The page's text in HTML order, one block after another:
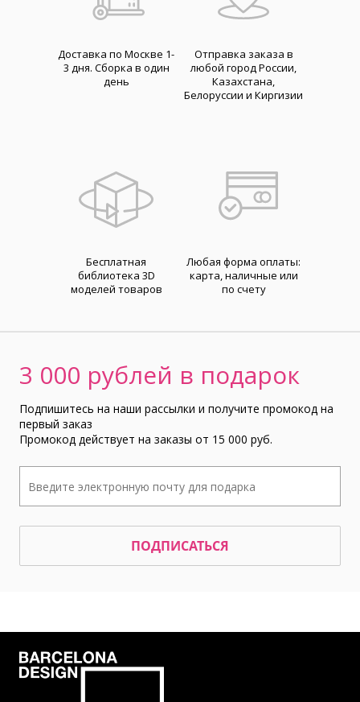
Доставка по Москве 1-
3 дня. Cборка в один
день
Отправка заказа в
любой город России,
Казахстана,
Белоруссии и Киргизии
Бесплатная
библиотека 3D
моделей товаров
Любая форма оплаты:
карта, наличные или
по счету
3 000 рублей в подарок
Подпишитесь на наши рассылки и получите промокод на
первый заказ
Промокод действует на заказы от 15 000 руб.
ПОДПИСАТЬСЯ